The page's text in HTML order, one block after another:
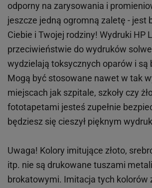
odporny na zarysowania i
jeszcze jedną ogromną zaletę - jest
Ciebie i Twojej rodziny! Wydruki HP
przeciwieństwie do wydruków
wydzielają toksycznych oparów i są
Mogą być stosowane nawet w tak
miejscach jak szpitale, szkoły czy
fototapetami jesteś zupełnie
będziesz się cieszył pięknym
Uwaga! Kolory imitujące złoto,
itp. nie są drukowane tuszami
brokatowymi. Imitacja tych kolorów